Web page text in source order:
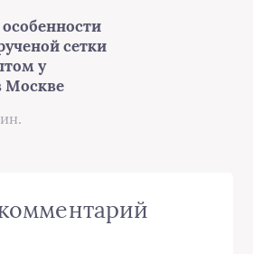
сетки
у
Москве